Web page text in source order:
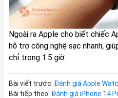
Ngoài ra Apple cho biết chiếc
hỗ trợ công nghệ sạc nhanh,
chỉ trong 1.5 giờ.
Bài viết trước: Đánh giá Apple
Bài tiếp theo: Đánh giá iPhone 14